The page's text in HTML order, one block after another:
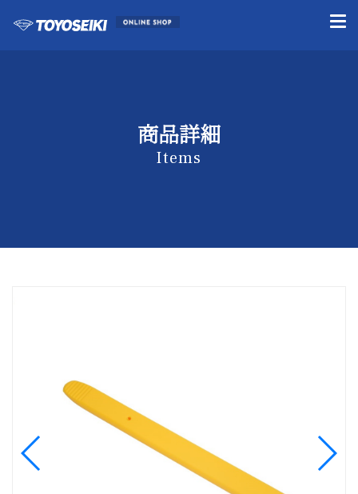
商品詳細
Items